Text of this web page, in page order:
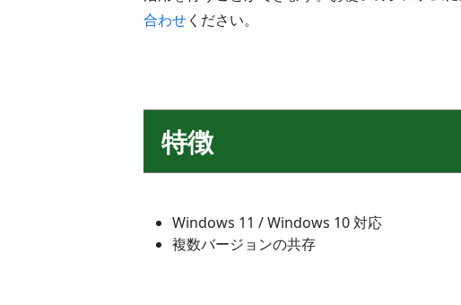
合わせください。
特徴
Windows 11 / Windows 10 対応
複数バージョンの共存